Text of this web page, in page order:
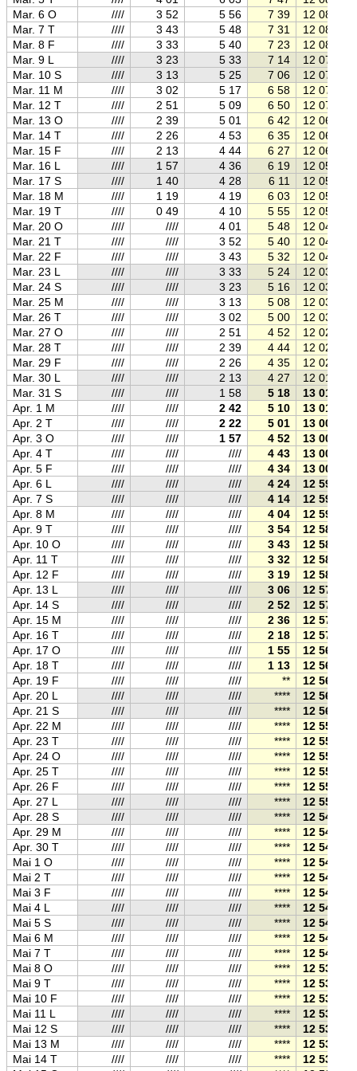
Mar. 6 O
//// 3 52 5 56 7 39 12 08
Mar. 7 T
//// 3 43 5 48 7 31 12 08
Mar. 8 F
//// 3 33 5 40 7 23 12 08
Mar. 9 L
//// 3 23 5 33 7 14 12 07
Mar. 10 S
//// 3 13 5 25 7 06 12 07
Mar. 11 M
//// 3 02 5 17 6 58 12 07
Mar. 12 T
//// 2 51 5 09 6 50 12 07
Mar. 13 O
//// 2 39 5 01 6 42 12 06
Mar. 14 T
//// 2 26 4 53 6 35 12 06
Mar. 15 F
//// 2 13 4 44 6 27 12 06
Mar. 16 L
//// 1 57 4 36 6 19 12 05
Mar. 17 S
//// 1 40 4 28 6 11 12 05
Mar. 18 M
//// 1 19 4 19 6 03 12 05
Mar. 19 T
//// 0 49 4 10 5 55 12 05
Mar. 20 O
//// //// 4 01 5 48 12 04
Mar. 21 T
//// //// 3 52 5 40 12 04
Mar. 22 F
//// //// 3 43 5 32 12 04
Mar. 23 L
//// //// 3 33 5 24 12 03
Mar. 24 S
//// //// 3 23 5 16 12 03
Mar. 25 M
//// //// 3 13 5 08 12 03
Mar. 26 T
//// //// 3 02 5 00 12 03
Mar. 27 O
//// //// 2 51 4 52 12 02
Mar. 28 T
//// //// 2 39 4 44 12 02
Mar. 29 F
//// //// 2 26 4 35 12 02
Mar. 30 L
//// //// 2 13 4 27 12 01
Mar. 31 S
//// //// 1 58 5 18 13 01
Apr. 1 M
//// //// 2 42 5 10 13 01
Apr. 2 T
//// //// 2 22 5 01 13 00
Apr. 3 O
//// //// 1 57 4 52 13 00
Apr. 4 T
//// //// //// 4 43 13 00
Apr. 5 F
//// //// //// 4 34 13 00
Apr. 6 L
//// //// //// 4 24 12 59
Apr. 7 S
//// //// //// 4 14 12 59
Apr. 8 M
//// //// //// 4 04 12 59
Apr. 9 T
//// //// //// 3 54 12 58
Apr. 10 O
//// //// //// 3 43 12 58
Apr. 11 T
//// //// //// 3 32 12 58
Apr. 12 F
//// //// //// 3 19 12 58
Apr. 13 L
//// //// //// 3 06 12 57
Apr. 14 S
//// //// //// 2 52 12 57
Apr. 15 M
//// //// //// 2 36 12 57
Apr. 16 T
//// //// //// 2 18 12 57
Apr. 17 O
//// //// //// 1 55
12 56
Apr. 18 T
//// //// //// 1 13
12 56
Apr. 19 F
//// //// //// **
12 56
Apr. 20 L
//// //// //// ****
12 56
Apr. 21 S
//// //// //// ****
12 56
Apr. 22 M
//// //// //// ****
12 55
Apr. 23 T
//// //// //// ****
12 55
Apr. 24 O
//// //// //// ****
12 55
Apr. 25 T
//// //// //// ****
12 55
Apr. 26 F
//// //// //// ****
12 55
Apr. 27 L
//// //// //// ****
12 55
Apr. 28 S
//// //// //// ****
12 54
Apr. 29 M
//// //// //// ****
12 54
Apr. 30 T
//// //// //// ****
12 54
Mai 1 O
//// //// //// ****
12 54
Mai 2 T
//// //// //// ****
12 54
Mai 3 F
//// //// //// ****
12 54
Mai 4 L
//// //// //// ****
12 54
Mai 5 S
//// //// //// ****
12 54
Mai 6 M
//// //// //// ****
12 54
Mai 7 T
//// //// //// ****
12 54
Mai 8 O
//// //// //// ****
12 53
Mai 9 T
//// //// //// ****
12 53
Mai 10 F
//// //// //// ****
12 53
Mai 11 L
//// //// //// ****
12 53
Mai 12 S
//// //// //// ****
12 53
Mai 13 M
//// //// //// ****
12 53
Mai 14 T
//// //// //// ****
12 53